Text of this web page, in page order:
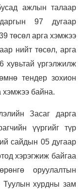
ажлын талаар
97 дугаар
төсөл арга хэмжээ
нийт төсөл, арга
хувьтай үргэлжилж
тендер зохион
хэмжээ байна.
Засаг дарга
үүргийг түр
сайдын 05 дугаар
хэрэгжиж байгаа
оруулалтын
Туулын хурдны зам